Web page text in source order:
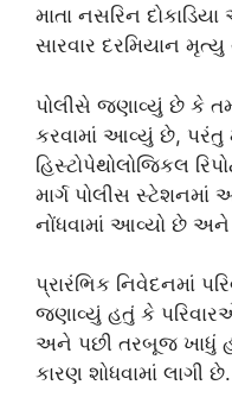
માતા નસરિન
સારવાર દરમિયાન
પોલીસે જણાવ્યું છે કે
કરવામાં આવ્યું છે, પરંતુ
હિસ્ટોપેથોલોજિકલ
માર્ગ પોલીસ
નોંધવામાં આવ્યો છે
પ્રારંભિક નિવેદનમાં
જણાવ્યું હતું કે
અને પછી તરબૂજ ખાધું
કારણ શોધવામાં લાગી છે.